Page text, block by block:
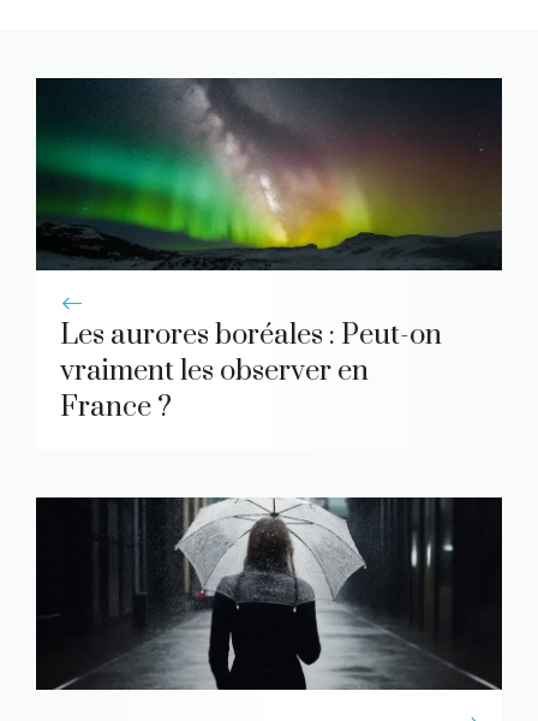
Les aurores boréales : Peut-on
vraiment les observer en
France ?